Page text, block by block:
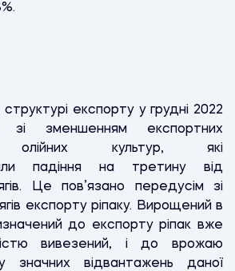
структурі експорту у грудні 2022
зі зменшенням експортних
олійних культур, які
падіння на третину від
Це пов’язано передусім зі
експорту ріпаку. Вирощений в
до експорту ріпак вже
вивезений, і до врожаю
значних відвантажень даної